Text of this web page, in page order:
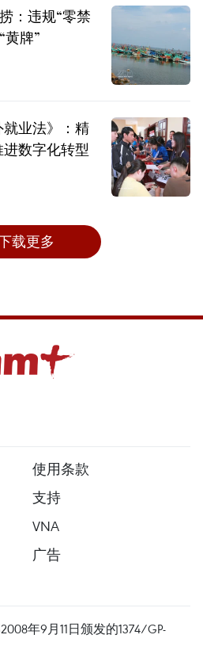
：违规“零禁
黄牌”
业法》：精
数字化转型
载更多
使用条款
支持
VNA
广告
年9月11日颁发的1374/GP-